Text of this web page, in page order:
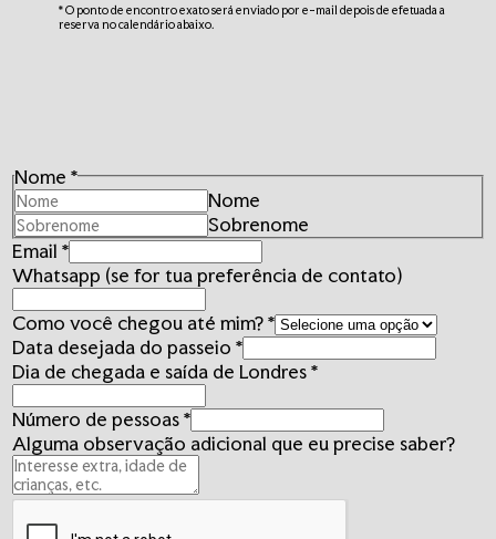
* O ponto de encontro exato será enviado por e-mail depois de efetuada a
reserva no calendário abaixo.
tua
chegada
preferência
Nome*
Nome
Sobrenome
Email*
Whatsapp (se for tua preferência de contato)
Como você chegou até mim?*
Data desejada do passeio*
Dia de chegada e saída de Londres*
Número de pessoas*
Alguma observação adicional que eu precise saber?